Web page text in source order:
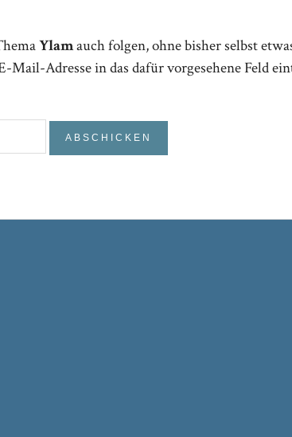
Ylamauch folgen, ohne bisher selbst
Mail-Adresse in das dafür vorgesehene Feld